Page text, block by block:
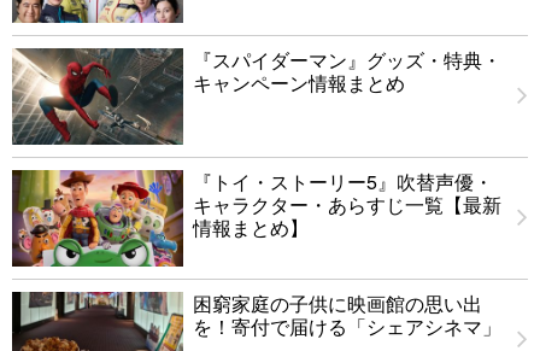
『スパイダーマン』グッズ・特典・
キャンペーン情報まとめ
『トイ・ストーリー5』吹替声優・
キャラクター・あらすじ一覧【最新
情報まとめ】
困窮家庭の子供に映画館の思い出
を！寄付で届ける「シェアシネマ」